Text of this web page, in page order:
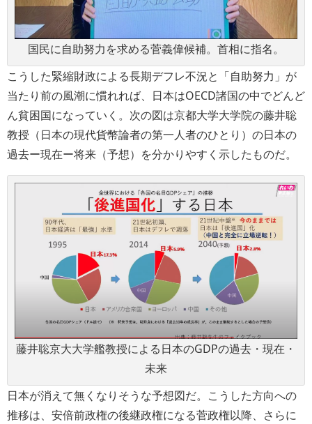
国民に自助努力を求める菅義偉候補。首相に指名。
こうした緊縮財政による長期デフレ不況と「自助努力」が
当たり前の風潮に慣れれば、日本はOECD諸国の中でどんど
ん貧困国になっていく。次の図は京都大学大学院の藤井聡
教授（日本の現代貨幣論者の第一人者のひとり）の日本の
過去ー現在ー将来（予想）を分かりやすく示したものだ。
藤井聡京大大学艦教授による日本のGDPの過去・現在・
未来
日本が消えて無くなりそうな予想図だ。こうした方向への
推移は、安倍前政権の後継政権になる菅政権以降、さらに